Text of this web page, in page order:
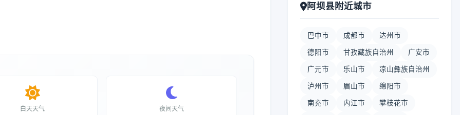
白天天气 夜间天气
阿坝县附近城市
巴中市 成都市 达州市
德阳市 甘孜藏族自治州 广安市
广元市 乐山市 凉山彝族自治州
泸州市 眉山市 绵阳市
南充市 内江市 攀枝花市